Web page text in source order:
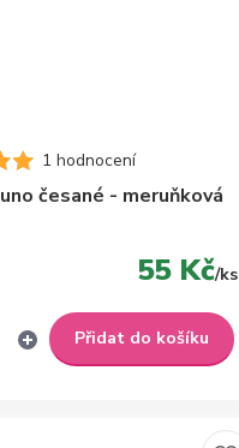
1 hodnocení
česané - meruňková
55 Kč/ks
Přidat do košíku